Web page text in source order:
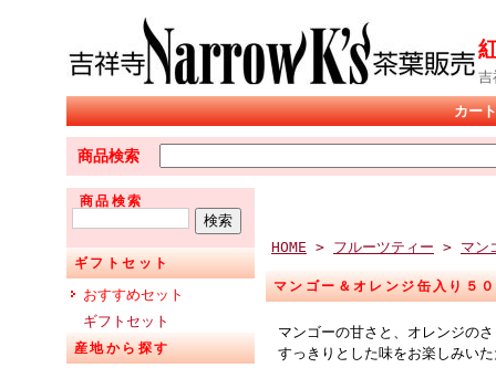
吉
カー
商品検索
商品検索
ギフトセット
おすすめセット
ギフトセット
産地から探す
HOME > フルーツティー > マン
マンゴー＆オレンジ缶入り５
マンゴーの甘さと、オレンジの
すっきりとした味をお楽しみい